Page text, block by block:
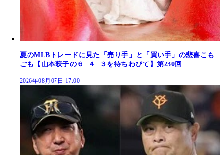
夏のMLBトレードに見た「売り手」と「買い手」の悲喜こも
ごも【山本萩子の６−４−３を待ちわびて】第230回
2026年08月07日 17:00